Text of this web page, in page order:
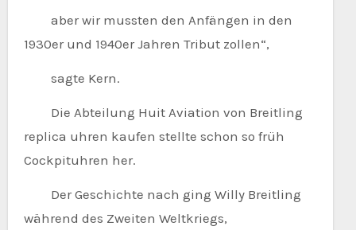
aber wir mussten den Anfängen in den
1930er und 1940er Jahren Tribut zollen“,
sagte Kern.
Die Abteilung Huit Aviation von Breitling
replica uhren kaufen stellte schon so früh
Cockpituhren her.
Der Geschichte nach ging Willy Breitling
während des Zweiten Weltkriegs,